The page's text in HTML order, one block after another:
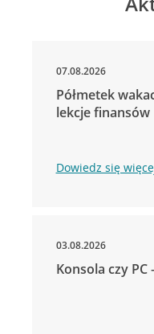
07.08.2026
Półmetek
lekcje finansów
Dowiedz się
03.08.2026
Konsola czy PC